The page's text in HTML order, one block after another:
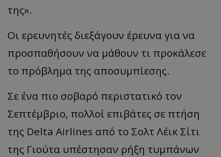
της».
Οι ερευνητές διεξάγουν έρευνα για να
προσπαθήσουν να μάθουν τι προκάλεσε
το πρόβλημα της αποσυμπίεσης.
Σε ένα πιο σοβαρό περιστατικό τον
Σεπτέμβριο, πολλοί επιβάτες σε πτήση
της Delta Airlines από το Σολτ Λέικ Σίτι
της Γιούτα υπέστησαν ρήξη τυμπάνων